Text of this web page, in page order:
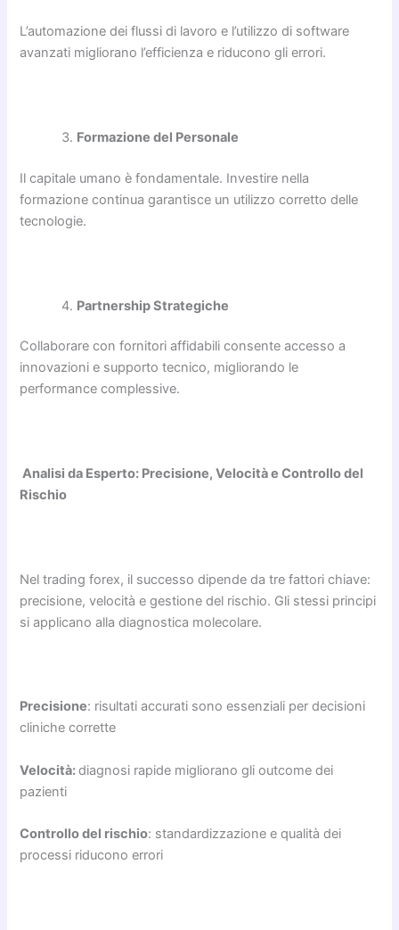
L’automazione dei flussi di lavoro e l’utilizzo di software
avanzati migliorano l’efficienza e riducono gli errori.
Formazione del Personale
Il capitale umano è fondamentale. Investire nella
formazione continua garantisce un utilizzo corretto delle
tecnologie.
Partnership Strategiche
Collaborare con fornitori affidabili consente accesso a
innovazioni e supporto tecnico, migliorando le
performance complessive.
Analisi da Esperto: Precisione, Velocità e Controllo del
Rischio
Nel trading forex, il successo dipende da tre fattori chiave:
precisione, velocità e gestione del rischio. Gli stessi principi
si applicano alla diagnostica molecolare.
Precisione: risultati accurati sono essenziali per decisioni
cliniche corrette
Velocità:diagnosi rapide migliorano gli outcome dei
pazienti
Controllo del rischio: standardizzazione e qualità dei
processi riducono errori